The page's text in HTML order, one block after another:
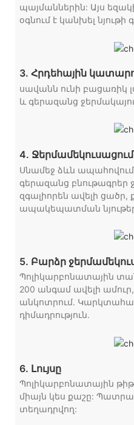
պայմաններին: Այս
օգնում է կանխել
3. Հրդեհային
սավանն ունի բացառիկ
և գերազանց
4. Ջերմամեկուսացում
Սնամեջ ձևն
գերազանց բնութագրեր
զգալիորեն ավելի
ապակեպատման
5. Բարձր
Պոլիկարբոնատային
200 անգամ ավելի
անկոտրում.
դիմադրություն.
6. Լույսը
Պոլիկարբոնատային
միայն կես քաշը:
տեղադրվող: